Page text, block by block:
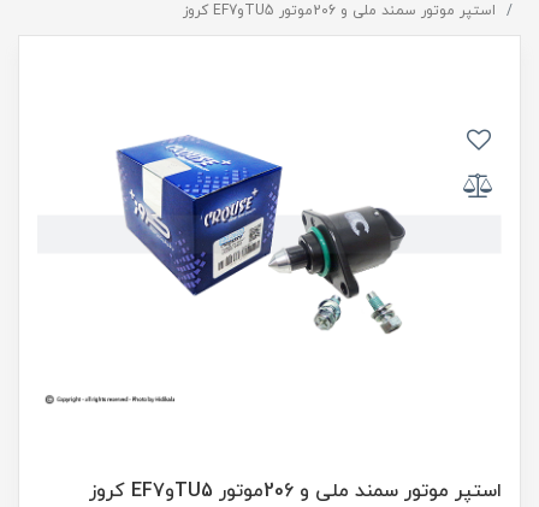
استپر موتور سمند ملی و 206موتور TU5وEF7 کروز
استپر موتور سمند ملی و 206موتور TU5وEF7 کروز